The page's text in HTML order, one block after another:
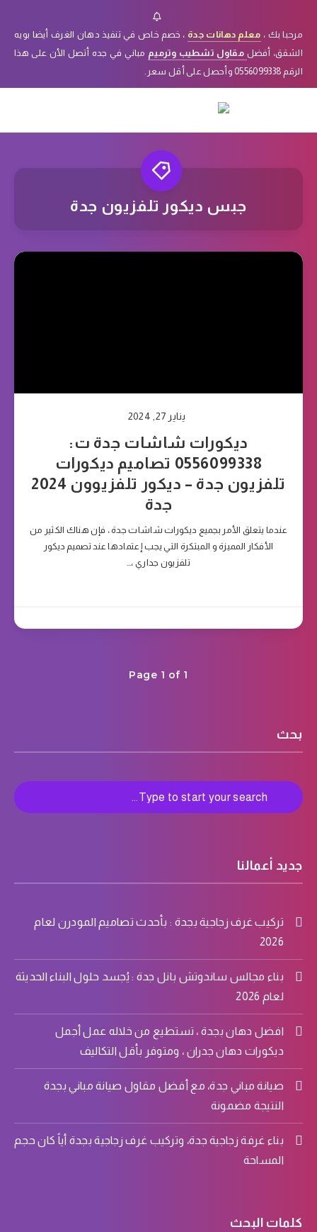
مرحبا بك ، معلم دهانات جدة ، خصم خاص في تنفيذ دهان الغرف أيضا بويه
الشقق، أفضل مقاول تشطيب وترميم مباني في جده أتصل الأن على هذا
الرقم 0556099338 وأحصل على أقل سعر.
جبس ديكور تلفزيون جدة
يناير 27, 2024
ديكورات شاشات جدة ت:
0556099338 تصاميم ديكورات
تلفزيون جدة – ديكور تلفزيوون 2024
جدة
عندما يتعلق الأمر بجميع ديكورات شاشات جدة ، فإن هناك الكثير من
الأفكار المميزة و المبتكرة التي يجب إعتمادها عند تصميم ديكور
تلفزيون جداري ،…
Page 1 of 1
بحث
جديد أعمالنا
تركيب غرف زجاجية بجدة : بأحدث تصاميم المودرن لعام
2026
بناء مجالس ساندوتش بانل جدة : يُجسد حلول البناء الحديثة
لعام 2026
افضل دهان بجدة ، تستطيع من خلاله عمل أجمل
ديكورات دهان جدران ، ومتوفر بأقل التكاليف
صيانة مباني جدة، مع أفضل مقاول صيانة مباني بجدة
النتيجة مضمونة
بناء غرفة زجاجية جدة، وتركيب غرف زجاجية بجدة أياً كان حجم
المساحة
كلمات البحث